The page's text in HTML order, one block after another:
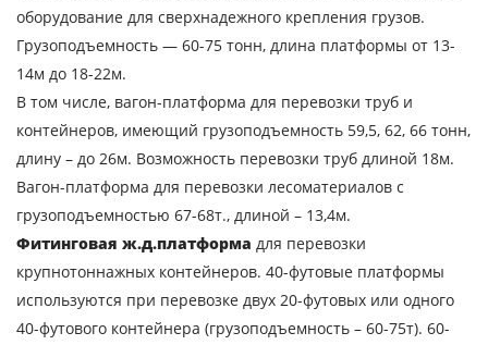
оборудование для сверхнадежного крепления грузов.
Грузоподъемность — 60-75 тонн, длина платформы от 13-
14м до 18-22м.
В том числе, вагон-платформа для перевозки труб и
контейнеров, имеющий грузоподъемность 59,5, 62, 66 тонн,
длину – до 26м. Возможность перевозки труб длиной 18м.
Вагон-платформа для перевозки лесоматериалов с
грузоподъемностью 67-68т., длиной – 13,4м.
Фитинговая ж.д.платформа для перевозки
крупнотоннажных контейнеров. 40-футовые платформы
используются при перевозке двух 20-футовых или одного
40-футового контейнера (грузоподъемность – 60-75т). 60-